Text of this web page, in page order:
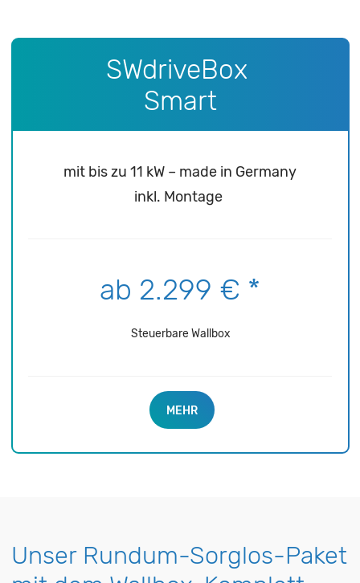
SWdriveBox
Smart
mit bis zu 11 kW – made in Germany
inkl. Montage
ab 2.299 € *
Steuerbare Wallbox
MEHR
Unser Rundum-Sorglos-Paket